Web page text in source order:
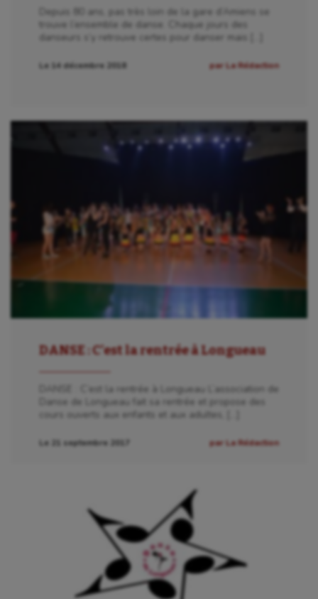
Aéronautique
Athlétisme
Auto
Aviron
Ballon au poing
Canoë-kayak
Cerf Volant
Cheerleading
Depuis 80 ans, pas très loin de la gare d’Amiens se
trouve l’ensemble de danse. Chaque jours des
danseurs s’y retrouve certes pour danser mais […]
Le 14 décembre 2018 par La Rédaction
DANSE : C’est la rentrée à Longueau
DANSE : C’est la rentrée à Longueau L’association de
Danse de Longueau fait sa rentrée et propose des
cours ouverts aux enfants et aux adultes, […]
Le 21 septembre 2017 par La Rédaction